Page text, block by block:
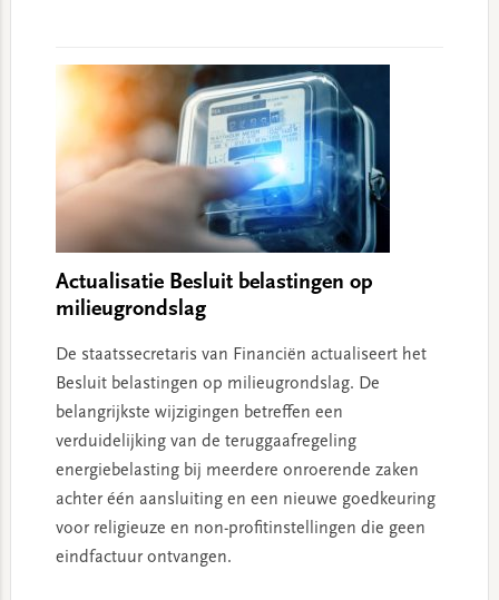
Actualisatie Besluit belastingen op
milieugrondslag
De staatssecretaris van Financiën actualiseert het
Besluit belastingen op milieugrondslag. De
belangrijkste wijzigingen betreffen een
verduidelijking van de teruggaafregeling
energiebelasting bij meerdere onroerende zaken
achter één aansluiting en een nieuwe goedkeuring
voor religieuze en non-profitinstellingen die geen
eindfactuur ontvangen.